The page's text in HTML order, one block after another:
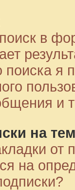
в
поиска я
и
на
от
на